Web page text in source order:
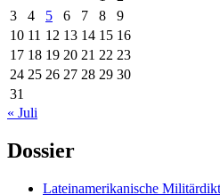
3
4 5 6 7 8
9
10 11 12 13 14 15 16
17 18 19 20 21 22 23
24 25 26 27 28 29 30
31
« Juli
Dossier
Lateinamerikanische